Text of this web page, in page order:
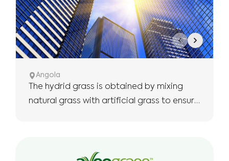
Angola
The hydrid grass is obtained by mixing
natural grass with artificial grass to ensure